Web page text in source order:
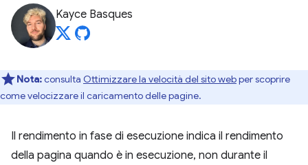
Kayce Basques
Nota:consulta Ottimizzare la velocità del sito webper scoprire
come velocizzare il caricamento delle pagine.
Il rendimento in fase di esecuzione indica il rendimento
della pagina quando è in esecuzione, non durante il